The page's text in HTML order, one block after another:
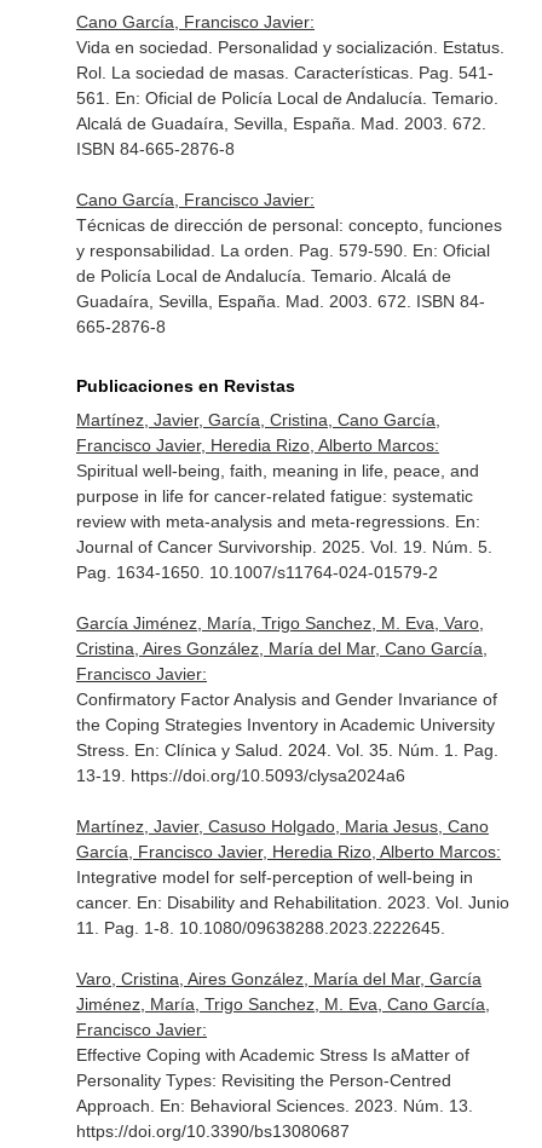
Cano García, Francisco Javier:
Vida en sociedad. Personalidad y socialización. Estatus.
Rol. La sociedad de masas. Características. Pag. 541-
561. En: Oficial de Policía Local de Andalucía. Temario.
Alcalá de Guadaíra, Sevilla, España. Mad. 2003. 672.
ISBN 84-665-2876-8
Cano García, Francisco Javier:
Técnicas de dirección de personal: concepto, funciones
y responsabilidad. La orden. Pag. 579-590. En: Oficial
de Policía Local de Andalucía. Temario. Alcalá de
Guadaíra, Sevilla, España. Mad. 2003. 672. ISBN 84-
665-2876-8
Publicaciones en Revistas
Martínez, Javier, García, Cristina, Cano García,
Francisco Javier, Heredia Rizo, Alberto Marcos:
Spiritual well-being, faith, meaning in life, peace, and
purpose in life for cancer-related fatigue: systematic
review with meta-analysis and meta-regressions. En:
Journal of Cancer Survivorship. 2025. Vol. 19. Núm. 5.
Pag. 1634-1650. 10.1007/s11764-024-01579-2
García Jiménez, María, Trigo Sanchez, M. Eva, Varo,
Cristina, Aires González, María del Mar, Cano García,
Francisco Javier:
Confirmatory Factor Analysis and Gender Invariance of
the Coping Strategies Inventory in Academic University
Stress. En: Clínica y Salud . 2024. Vol. 35. Núm. 1. Pag.
13-19. https://doi.org/10.5093/clysa2024a6
Martínez, Javier, Casuso Holgado, Maria Jesus, Cano
García, Francisco Javier, Heredia Rizo, Alberto Marcos:
Integrative model for self-perception of well-being in
cancer. En: Disability and Rehabilitation . 2023. Vol. Junio
11. Pag. 1-8. 10.1080/09638288.2023.2222645.
Varo, Cristina, Aires González, María del Mar, García
Jiménez, María, Trigo Sanchez, M. Eva, Cano García,
Francisco Javier:
Effective Coping with Academic Stress Is aMatter of
Personality Types: Revisiting the Person-Centred
Approach. En: Behavioral Sciences. 2023. Núm. 13.
https://doi.org/10.3390/bs13080687